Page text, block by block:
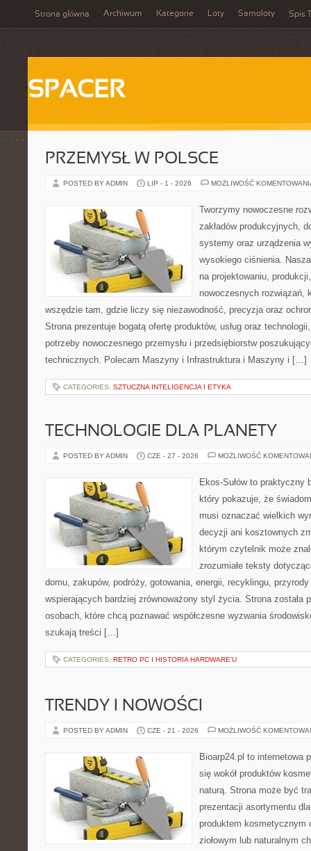
Strona główna Archiwum Kategorie Loty Samoloty Spis
SPACER
PRZEMYSŁ W POLSCE
POSTED BY ADMIN LIP - 1 - 2026 MOŻLIWOŚĆ
Tworzymy nowoczesne
zakładów produkcyjnych,
systemy oraz urządzenia
wysokiego ciśnienia.
na projektowaniu,
nowoczesnych rozwiązań,
wszędzie tam, gdzie liczy się niezawodność, precyzja oraz
Strona prezentuje bogatą ofertę produktów, usług oraz
potrzeby nowoczesnego przemysłu i przedsiębiorstw
technicznych. Polecam Maszyny i Infrastruktura i Maszyny i […]
CATEGORIES: SZTUCZNA INTELIGENCJA I ETYKA
TECHNOLOGIE DLA PLANETY
POSTED BY ADMIN CZE - 27 - 2026 MOŻLIWOŚĆ
Ekos-Sułów to praktyczny
który pokazuje, że
musi oznaczać wielkich
decyzji ani kosztownych
którym czytelnik może
zrozumiałe teksty
domu, zakupów, podróży, gotowania, energii, recyklingu,
wspierających bardziej zrównoważony styl życia. Strona została
osobach, które chcą poznawać współczesne wyzwania
szukają treści […]
CATEGORIES: RETRO PC I HISTORIA HARDWARE’U
TRENDY I NOWOŚCI
POSTED BY ADMIN CZE - 21 - 2026 MOŻLIWOŚĆ
Bioarp24.pl to internetowa
się wokół produktów
naturą. Strona może być
prezentacji asortymentu
produktem kosmetycznym
ziołowym lub naturalnym